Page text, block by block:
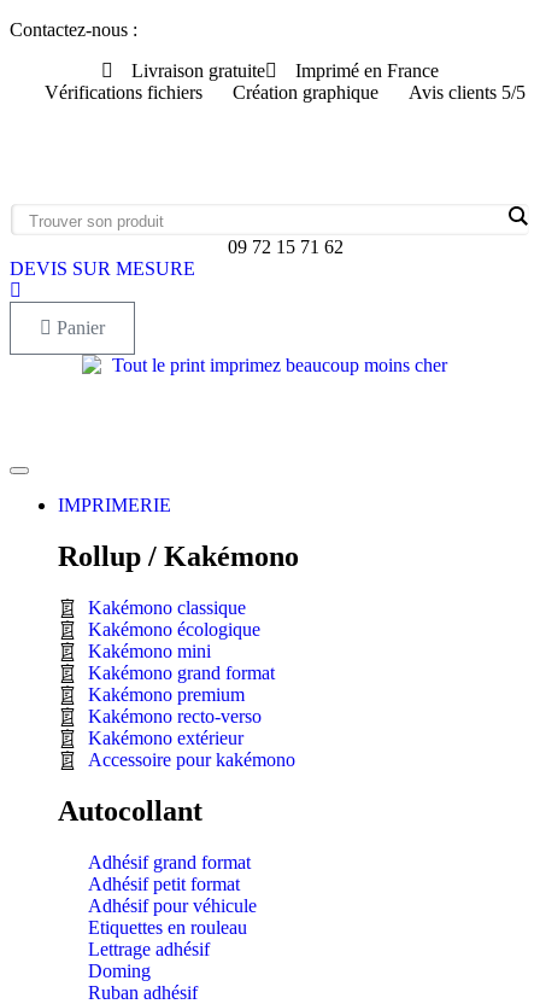
Aller
Contactez-nous :
Livraison gratuite
Imprimé en France
Vérifications fichiers
Création graphique Avis clients 5/5
09 72 15 71 62
DEVIS SUR MESURE
Panier
IMPRIMERIE
Rollup / Kakémono
Kakémono classique
Kakémono écologique
Kakémono mini
Kakémono grand format
Kakémono premium
Kakémono recto-verso
Kakémono extérieur
Accessoire pour kakémono
Autocollant
Adhésif grand format
Adhésif petit format
Adhésif pour véhicule
Etiquettes en rouleau
Lettrage adhésif
Doming
Ruban adhésif